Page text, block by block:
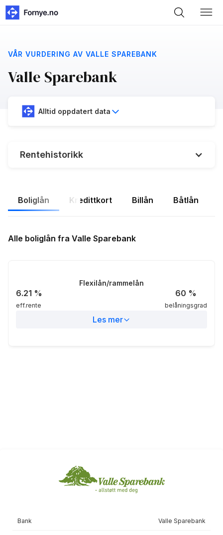
VÅR VURDERING AV VALLE SPAREBANK
Valle Sparebank
Alltid oppdatert data
Rentehistorikk
Boliglån Kredittkort Billån Båtlån
Alle boliglån fra Valle Sparebank
Flexilån/rammelån
6.21 %
eff.rente
60 %
belåningsgrad
Les mer
Les mer om avtalen
Bank Valle Sparebank